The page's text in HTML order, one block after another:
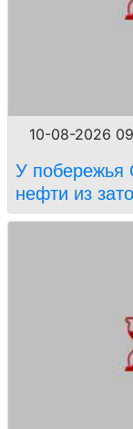
10-08-2026
У побережья
нефти из